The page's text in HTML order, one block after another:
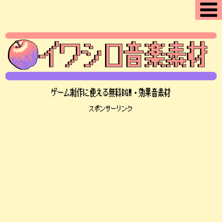
ゲーム制作に使える無料BGM・効果音素材
スポンサーリンク